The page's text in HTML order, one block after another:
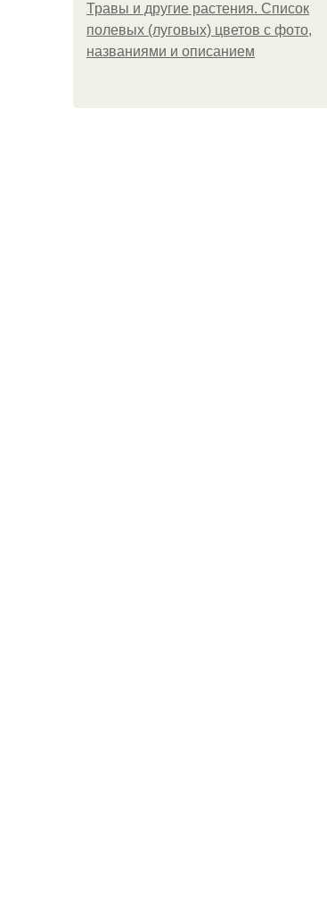
Травы и другие растения. Список
полевых (луговых) цветов с фото,
названиями и описанием